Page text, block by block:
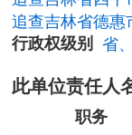
追查吉林省德
行政权级别 省
此单位责任人
职务